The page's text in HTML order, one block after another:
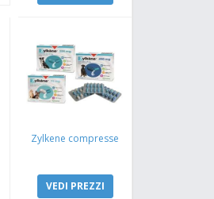
Zylkene compresse
VEDI PREZZI